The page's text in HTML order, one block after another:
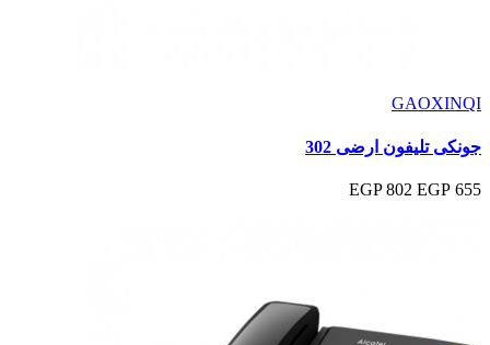
GAOXINQI
جونكى تليفون ارضى 302
655 EGP
802 EGP